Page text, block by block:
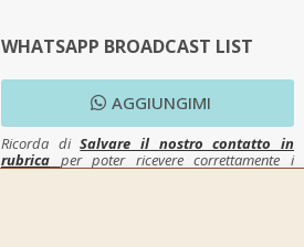
WHATSAPP BROADCAST LIST
AGGIUNGIMI
Ricorda diSalvare il nostro contatto in
rubrica per poter ricevere correttamente i